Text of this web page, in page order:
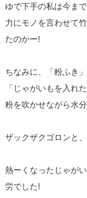
ゆで下手の私は今ま
力にモノを言わせて
たのかー!
ちなみに、「粉ふき
「じゃがいもを入れ
粉を吹かせながら水
ザックザクゴロンと
熱ーくなったじゃが
労でした!